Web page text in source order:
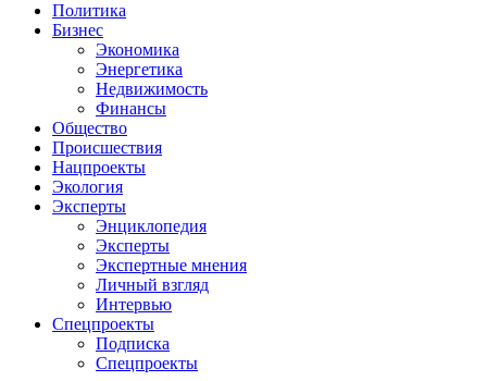
Политика
Бизнес
Экономика
Энергетика
Недвижимость
Финансы
Общество
Происшествия
Нацпроекты
Экология
Эксперты
Энциклопедия
Эксперты
Экспертные мнения
Личный взгляд
Интервью
Спецпроекты
Подписка
Спецпроекты